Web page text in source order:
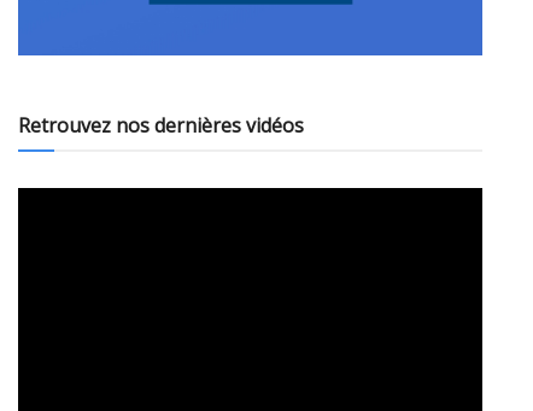
Retrouvez nos dernières vidéos